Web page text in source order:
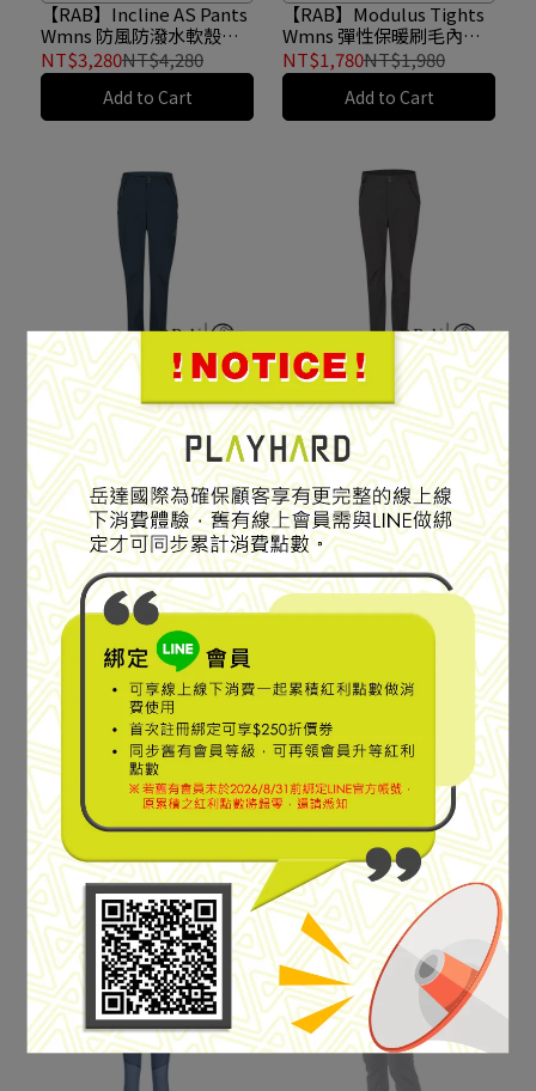
【RAB】Incline AS Pants
Wmns 防風防潑水軟殼長
褲 女款 獵戶藍 #QFU85
NT$3,280NT$4,280
Add to Cart
【RAB】Modulus Tights
Wmns 彈性保暖刷毛內搭
緊身褲 女款 黑色 #QFG32
NT$1,780NT$1,980
Add to Cart
輕量防潑水登山長褲
【RAB】Ascendor Light
Pants Wmns 輕量防潑水
登山長褲 女款 暴風藍
#QFW02
NT$3,310NT$3,680
Add to Cart
輕量防潑水登山長褲
【RAB】Ascendor Light
Pants Wmns 輕量防潑水
登山長褲 女款 煤炭黑
#QFW02
NT$3,310NT$3,680
Add to Cart
SPECIAL SALE
輕量防潑水軟殼長褲
【RAB】Incline Light
Pants Wmns 輕量防潑水
軟殼長褲 女款 獵戶藍
#QFV06
NT$2,230NT$2,980
Add to Cart
輕量防潑水軟殼長褲
【RAB】Incline Light
Pants Wmns 輕量防潑水
軟殼長褲 女款 煤炭黑
#QFV06
NT$2,680NT$2,980
Add to Cart
SPECIAL SALE